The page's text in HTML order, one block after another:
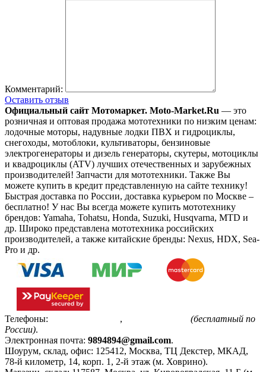
Комментарий:
Оставить отзыв
Официальный сайт Мотомаркет. Moto-Market.Ru — это
розничная и оптовая продажа мототехники по низким ценам:
лодочные моторы, надувные лодки ПВХ и гидроциклы,
снегоходы, мотоблоки, культиваторы, бензиновые
электрогенераторы и дизель генераторы, скутеры, мотоциклы
и квадроциклы (ATV) лучших отечественных и зарубежных
производителей! Запчасти для мототехники. Также Вы
можете купить в кредит представленную на сайте технику!
Быстрая доставка по России, доставка курьером по Москве –
бесплатно! У нас Вы всегда можете купить мототехнику
брендов: Yamaha, Tohatsu, Honda, Suzuki, Husqvarna, MTD и
др. Широко представлена мототехника российских
производителей, а также китайские бренды: Nexus, HDX, Sea-
Pro и др.
Телефоны: ,
(бесплатный по
России).
Электронная почта: 9894894@gmail.com.
Шоурум, склад, офис: 125412, Москва, ТЦ Декстер, МКАД,
78-й километр, 14, корп. 1, 2-й этаж (м. Ховрино).